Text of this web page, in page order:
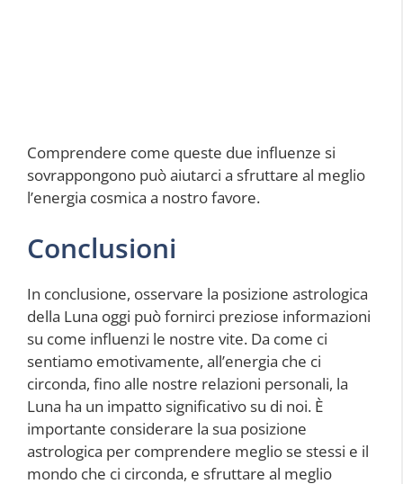
Comprendere come queste due influenze si
sovrappongono può aiutarci a sfruttare al meglio
l’energia cosmica a nostro favore.
Conclusioni
In conclusione, osservare la posizione astrologica
della Luna oggi può fornirci preziose informazioni
su come influenzi le nostre vite. Da come ci
sentiamo emotivamente, all’energia che ci
circonda, fino alle nostre relazioni personali, la
Luna ha un impatto significativo su di noi. È
importante considerare la sua posizione
astrologica per comprendere meglio se stessi e il
mondo che ci circonda, e sfruttare al meglio